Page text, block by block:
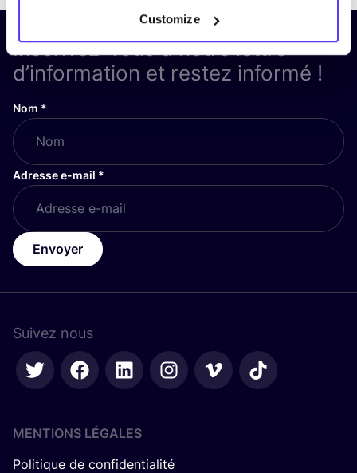
Customize
Inscrivez-vous à notre lettre
d’information et restez informé !
Nom *
Adresse e-mail *
Envoyer
Suivez nous
MENTIONS LÉGALES
Politique de confidentialité